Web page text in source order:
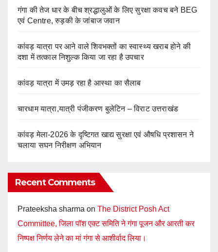
गंगा की तेज धार के बीच श्रद्धालुओं के लिए सुरक्षा कवच बने BEG
एवं Centre, रुड़की के जांबाज जवान
कांवड़ यात्रा पर आने वाले शिवभक्तों का स्वास्थ्य खराब होने की
दशा में तत्काल निशुल्क किया जा रहा है उपचार
कांवड़ यात्रा में उमड़ रहा है आस्था का सैलाब
चारधाम यात्रा,यात्री पंजीकरण बुलेटिन – विराट उत्तराखंड
कांवड़ मेला-2026 के दृष्टिगत खाद्य सुरक्षा एवं औषधि प्रशासन ने
चलाया सघन निरीक्षण अभियान
Recent Comments
Prateeksha sharma on The District Posh Act
Committee, जिला पॉश एक्ट समिति ने गंगा पूजन और आरती कर
निष्पक्ष निर्णय लेने का मां गंगा से आशीर्वाद लिया।